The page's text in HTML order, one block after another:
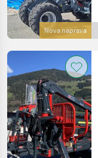
Nova naprava